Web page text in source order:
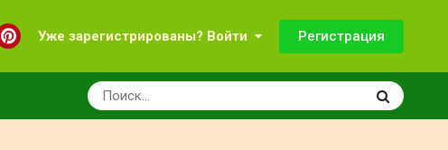
Уже зарегистрированы? Войти Регистрация